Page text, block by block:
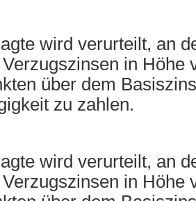
wird verurteilt, an
in Höhe
über dem
zu zahlen.
wird verurteilt, an
in Höhe